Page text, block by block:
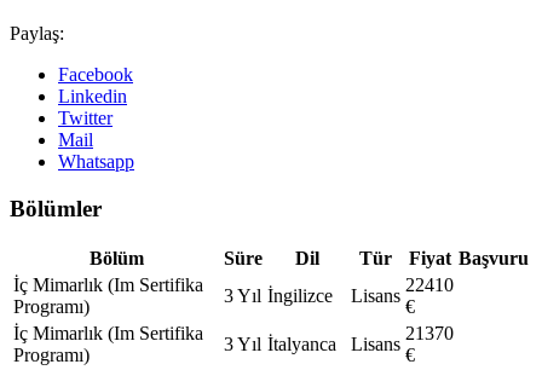
Paylaş:
Facebook
Linkedin
Twitter
Mail
Whatsapp
Bölümler
Bölüm Süre Dil Tür Fiyat Başvuru
İç Mimarlık (Im Sertifika
Programı)
3 Yıl İngilizce Lisans
22410
€
İç Mimarlık (Im Sertifika
Programı)
3 Yıl İtalyanca Lisans
21370
€